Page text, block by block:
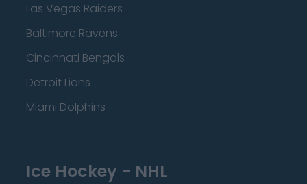
Las Vegas Raiders
Baltimore Ravens
Cincinnati Bengals
Detroit Lions
Miami Dolphins
Ice Hockey - NHL